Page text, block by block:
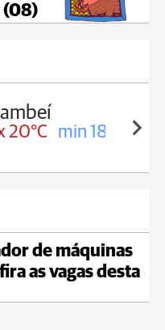
(08)
min 18°C
de máquinas
as vagas desta